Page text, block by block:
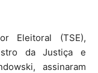
Eleitoral (TSE),
da Justiça e
assinaram